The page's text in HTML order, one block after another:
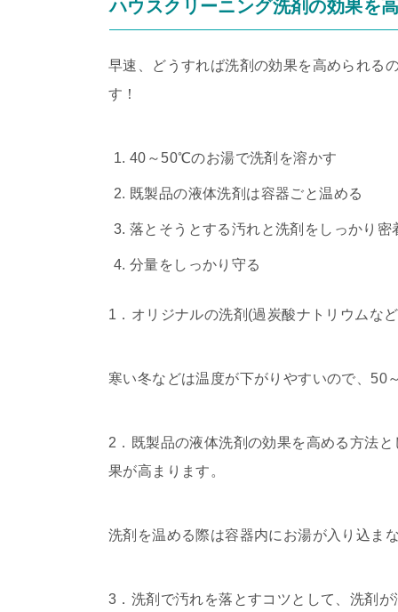
ハウスクリーニング洗剤の効果を
早速、どうすれば洗剤の効果を高められる
す！
40～50℃のお湯で洗剤を溶かす
既製品の液体洗剤は容器ごと温める
落とそうとする汚れと洗剤をしっかり密
分量をしっかり守る
1．オリジナルの洗剤(過炭酸ナトリウムな
寒い冬などは温度が下がりやすいので、
2．既製品の液体洗剤の効果を高める方法
果が高まります。
洗剤を温める際は容器内にお湯が入り込ま
3．洗剤で汚れを落とすコツとして、洗剤